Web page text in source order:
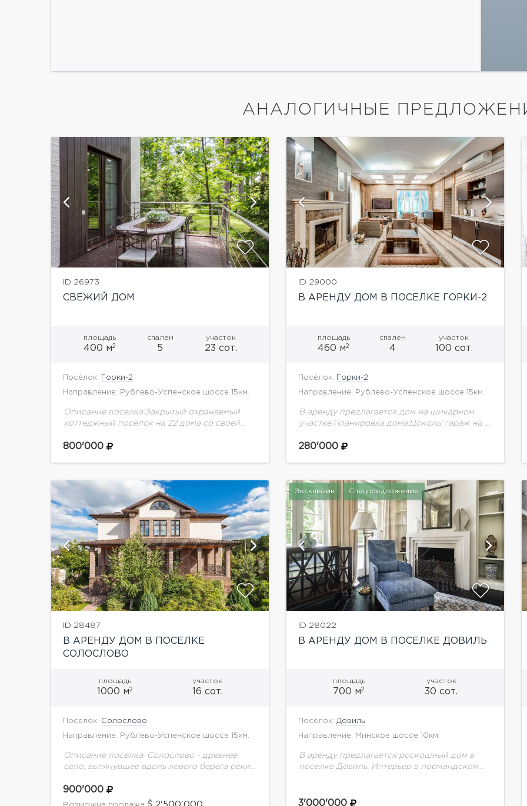
АНАЛОГИЧНЫЕ
ID 26973
СВЕЖИЙ ДОМ
площадь
400 м2
спален
5
участок
23 сот.
Посёлок: Горки-2
Направление: Рублево-Успенское шоссе 15км.
Описание поселка:Закрытый охраняемый
коттеджный поселок на 22 дома со своей
центр, бассейн, спортивный зал, ресторан,
800'000
показать ещё 31 фотографию
ID 29000
В АРЕНДУ ДОМ В ПОСЕЛКЕ ГОРКИ-2
площадь
460 м2
спален
4
участок
100 сот.
Посёлок: Горки-2
Направление: Рублево-Успенское шоссе 15км.
В аренду предлагается дом на шикарном
участке.Планировка дома:Цоколь: гараж на 2
кладовая1 этаж: гостиная с выходом на
280'000
показать ещё 22 фотографии
ID 28487
В АРЕНДУ ДОМ В ПОСЕЛКЕ
СОЛОСЛОВО
площадь
1000 м2
участок
16 сот.
Посёлок: Солослово
Направление: Рублево-Успенское шоссе 15км.
Описание поселка: Солослово - древнее
село, вытянувшее вдоль левого берега реки
раскинулась целая цепь элитных поселков с
недвижимостью на любой вкус: комплекс
900'000
показать ещё 60 фотографий
Эксклюзив Спецпредложение
ID 28022
В АРЕНДУ ДОМ В ПОСЕЛКЕ ДОВИЛЬ
площадь
700 м2
участок
30 сот.
Посёлок: Довиль
Направление: Минское шоссе 10км.
В аренду предлагается роскошный дом в
поселке Довиль. Интерьер в нормандском
интерьером, в котором работают холодный
3'000'000
показать ещё 29 фотографий